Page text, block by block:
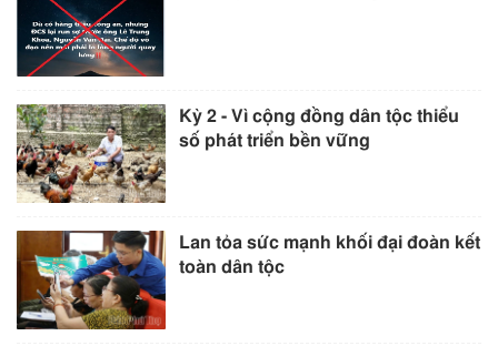
Kỳ 2 - Vì cộng đồng dân tộc thiểu
số phát triển bền vững
Lan tỏa sức mạnh khối đại đoàn kết
toàn dân tộc